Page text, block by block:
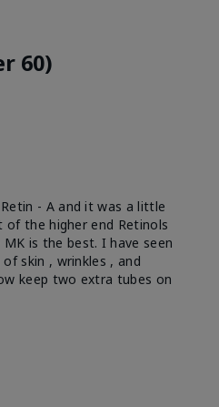
60)
- A and it was a little
the higher end Retinols
is the best. I have seen
skin , wrinkles , and
keep two extra tubes on